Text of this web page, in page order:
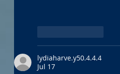
lydiaharve.y50.4.4.4
Jul 17